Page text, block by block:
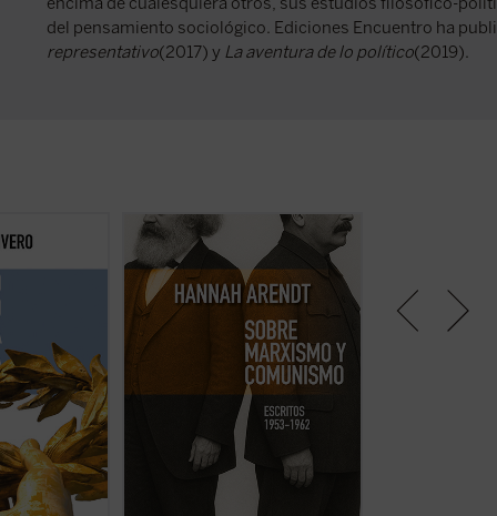
del pensamiento sociológico. Ediciones Encuentro ha
representativo(2017) y La aventura de lo político(2019).
tradición de
de Salamanca
de
con
se ha visto
de la
que ha
por una ...
Este libro no solo recupera una
faceta menos conocida —pero
crucial— de una de las mentes
más incisivas del siglo XX, sino
que también ofrece herramientas
esenciales para pensar nuestro
presente. Porque, como muestra
Arendt, entender el pasado no es
un ejercicio de nostalgia, sino una
necesidad urgente ... (ver ficha)
—entre la
divinidad, entre